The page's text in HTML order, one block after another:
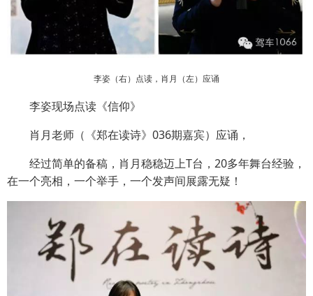
李姿（右）点读，肖月（左）应诵
李姿现场点读《信仰》
肖月老师（《郑在读诗》036期嘉宾）应诵，
经过简单的备稿，肖月稳稳迈上T台，20多年舞台经验，
在一个亮相，一个举手，一个发声间展露无疑！